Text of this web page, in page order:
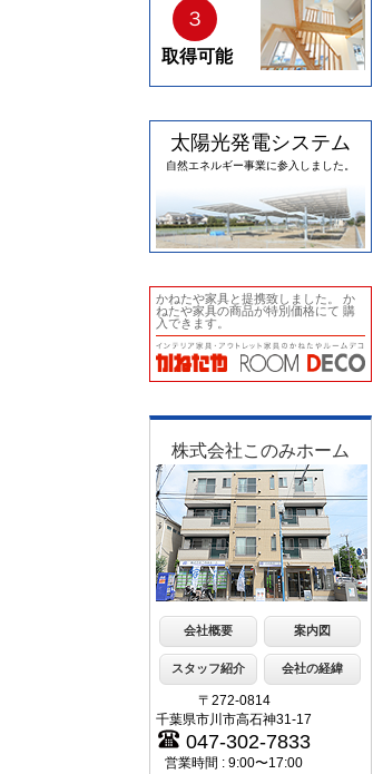
３
取得可能
太陽光発電システム
自然エネルギー事業に参入しました。
かねたや家具と提携致しました。 か
ねたや家具の商品が特別価格にて 購
入できます。
株式会社このみホーム
会社概要 案内図
スタッフ紹介 会社の経緯
〒272-0814
千葉県市川市高石神31-17
047-302-7833
営業時間 : 9:00〜17:00